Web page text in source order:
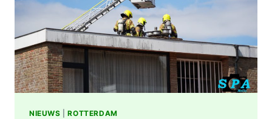
IN
ROTTERDAM
NIEUWS |ROTTERDAM